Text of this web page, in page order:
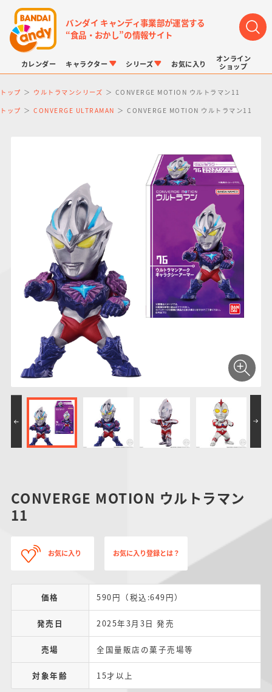
バンダイ キャンディ事業部が運営する
“食品・おかし”の情報サイト
カレンダー キャラクター
仮面ライダーシリー
ズ
PROJECT R.E.D.・
スーパー戦隊シリー
ズ
プリキュアシリーズ
ガンダムシリーズ
ポケットモンスター
ドラゴンボール
アンパンマン
サンリオキャラクタ
ーズ
シリーズ
キャラパキ
つりグミ
にふぉるめーしょん
＆スクエアシール
ポケモンキッズ
ポケモンスケールワ
ールド
キャラデコ
お気に入り
オンライン
ショップ
トップ ウルトラマンシリーズ CONVERGE MOTION ウルトラマン11
トップ CONVERGE ULTRAMAN CONVERGE MOTION ウルトラマン11
CONVERGE MOTION ウルトラマン
11
お気に入り お気に入り登録とは？
価格 590円（税込:649円）
発売日 2025年3月3日 発売
売場 全国量販店の菓子売場等
対象年齢 15才以上